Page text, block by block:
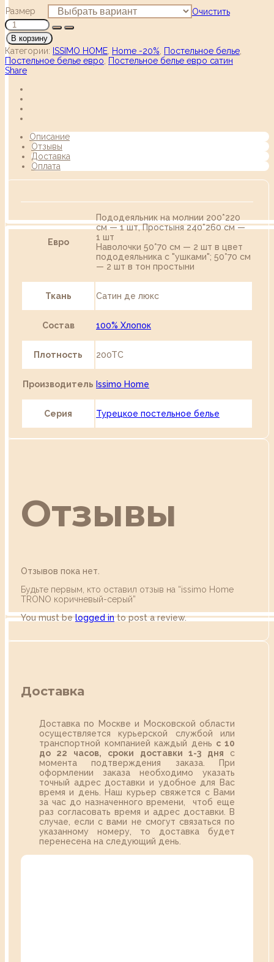
Размер Очистить
В корзину
Категории: ISSIMO HOME Home -20% Постельное белье
Постельное белье евро
Постельное белье евро сатин
Share
Описание
Отзывы
Доставка
Оплата
Евро
Пододеяльник на молнии 200*220
см — 1 шт, Простыня 240*260 см —
1 шт
Наволочки 50*70 см — 2 шт в цвет
пододеяльника c "ушками"; 50*70 см
— 2 шт в тон простыни
Ткань Сатин де люкс
Состав 100% Хлопок
Плотность 200TC
Производитель Issimo Home
Серия Турецкое постельное белье
Отзывы
Отзывов пока нет.
Будьте первым, кто оставил отзыв на “issimo Home
TRONO коричневый-серый”
You must belogged into post a review.
Доставка
Доставка по Москве и Московской области
осуществляется курьерской службой или
транспортной компанией каждый день с 10
до 22 часов,
сроки доставки 1-3 дня с
момента подтверждения заказа. При
оформлении заказа необходимо указать
точный адрес доставки и удобное для Вас
время и день. Наш курьер свяжется с Вами
за час до назначенного времени, чтоб еще
раз согласовать время и адрес доставки. В
случае, если с вами не смогут связаться по
указанному номеру, то доставка будет
перенесена на следующий день.